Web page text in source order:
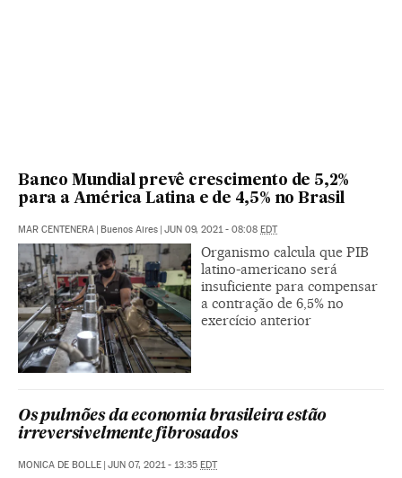
Banco Mundial prevê crescimento de 5,2%
para a América Latina e de 4,5% no Brasil
MAR CENTENERA | Buenos Aires | JUN 09, 2021 - 08:08 EDT
Organismo calcula que PIB
latino-americano será
insuficiente para compensar
a contração de 6,5% no
exercício anterior
Os pulmões da economia brasileira estão
irreversivelmente fibrosados
MONICA DE BOLLE JUN 07, 2021 - 13:35 EDT